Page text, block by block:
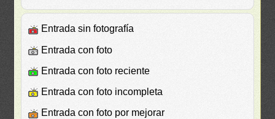
Entrada sin fotografía
Entrada con foto
Entrada con foto reciente
Entrada con foto incompleta
Entrada con foto por mejorar